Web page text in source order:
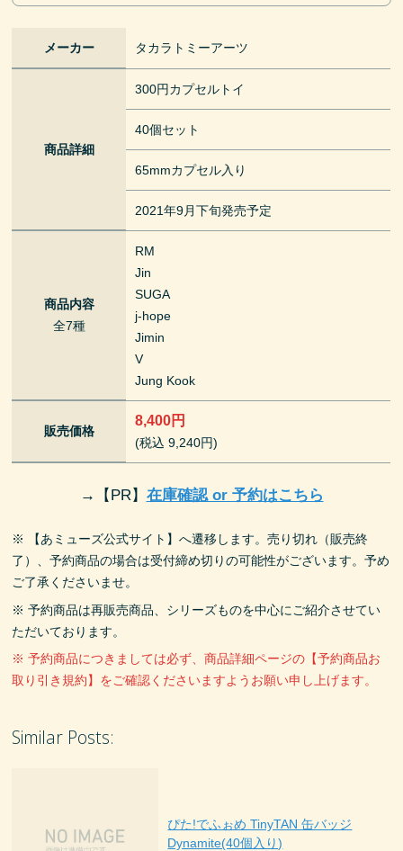
メーカー タカラトミーアーツ
商品詳細
300円カプセルトイ
40個セット
65mmカプセル入り
2021年9月下旬発売予定
商品内容
全7種
RM
Jin
SUGA
j-hope
Jimin
V
Jung Kook
販売価格
8,400円
(税込 9,240円)
→ 【PR】 在庫確認 or 予約はこちら
※ 【あミューズ公式サイト】へ遷移します。売り切れ（販売終
了）、予約商品の場合は受付締め切りの可能性がございます。予め
ご了承くださいませ。
※ 予約商品は再販売商品、シリーズものを中心にご紹介させてい
ただいております。
※ 予約商品につきましては必ず、商品詳細ページの【予約商品お
取り引き規約】をご確認くださいますようお願い申し上げます。
Similar Posts:
ぴた!でふぉめ TinyTAN 缶バッジ
Dynamite(40個入り)